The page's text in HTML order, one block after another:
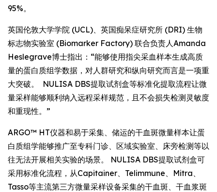
95%。
英国伦敦大学学院 (UCL)、英国痴呆症研究所 (DRI) 生物
标志物实验室 (Biomarker Factory) 联合负责人Amanda
Heslegrave博士指出：“能够使用指尖采血样本生成高质
量的蛋白质组学数据，对人群研究和纵向研究而言是一项重
大突破。 NULISA DBS提取试剂盒等标准化提取流程让微
量采样能够顺利纳入远程采样规范，且不会损失检测灵敏度
和重现性。”
ARGO™ HT仪器和易于采集、储运的干血斑微量样本让蛋
白质组学能够推广至专科门诊、区域实验室、床旁检测等以
往无法开展相关实验的场景。 NULISA DBS提取试剂盒可
采用标准化流程，从Capitainer、Telimmune、Mitra、
Tasso等主流第三方微量采样设备采集的干血斑、干血浆斑